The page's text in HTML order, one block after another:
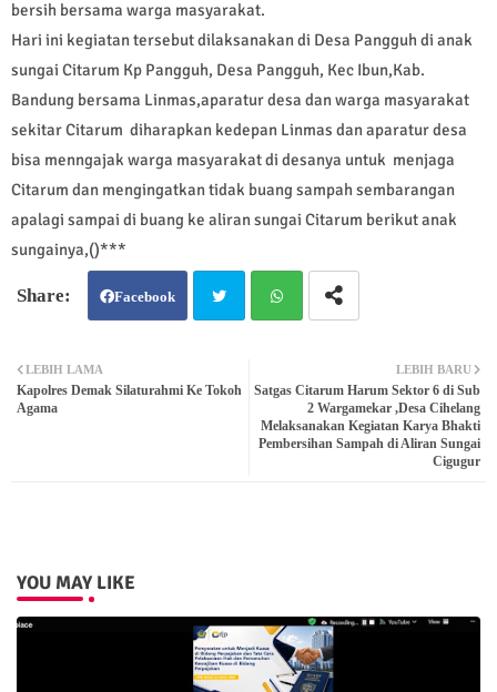
bersih bersama warga masyarakat.
Hari ini kegiatan tersebut dilaksanakan di Desa Pangguh di anak
sungai Citarum Kp Pangguh, Desa Pangguh, Kec Ibun,Kab.
Bandung bersama Linmas,aparatur desa dan warga masyarakat
sekitar Citarum diharapkan kedepan Linmas dan aparatur desa
bisa menngajak warga masyarakat di desanya untuk menjaga
Citarum dan mengingatkan tidak buang sampah sembarangan
apalagi sampai di buang ke aliran sungai Citarum berikut anak
sungainya,()***
Facebook
ter atsa
pp
LEBIH BARU
Satgas Citarum Harum Sektor 6 di Sub
2 Wargamekar ,Desa Cihelang
Melaksanakan Kegiatan Karya Bhakti
Pembersihan Sampah di Aliran Sungai
Cigugur
LEBIH LAMA
Kapolres Demak Silaturahmi Ke Tokoh
Agama
YOU MAY LIKE